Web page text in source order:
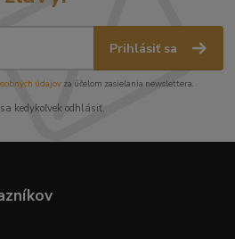
Prihlásiť sa
údajov za účelom zasielania newslettera.
sa kedykoľvek odhlásiť.